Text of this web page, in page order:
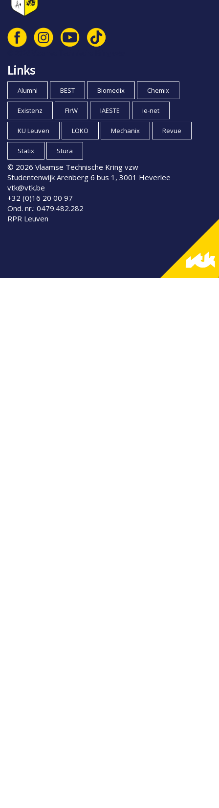
Links
Alumni BEST Biomedix Chemix
Existenz FIrW IAESTE ie-net
KU Leuven LOKO Mechanix Revue
Statix Stura
© 2026 Vlaamse Technische Kring vzw
Studentenwijk Arenberg 6 bus 1, 3001 Heverlee
vtk@vtk.be
+32 (0)16 20 00 97
Ond. nr.: 0479.482.282
RPR Leuven